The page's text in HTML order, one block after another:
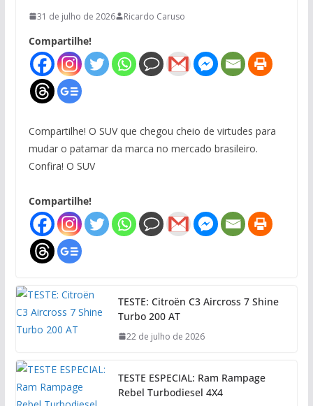
31 de julho de 2026 Ricardo Caruso
Compartilhe!
Compartilhe! O SUV que chegou cheio de virtudes para
mudar o patamar da marca no mercado brasileiro.
Confira! O SUV
Compartilhe!
TESTE: Citroën C3 Aircross 7 Shine
Turbo 200 AT
22 de julho de 2026
TESTE ESPECIAL: Ram Rampage
Rebel Turbodiesel 4X4